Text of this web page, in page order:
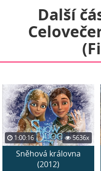
Další
1:00:16 5636x
Sněhová královna
(2012)